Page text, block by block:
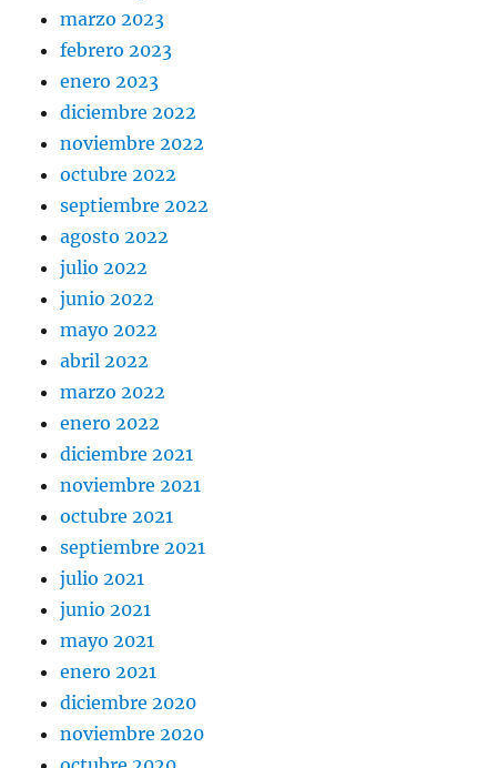
marzo 2023
febrero 2023
enero 2023
diciembre 2022
noviembre 2022
octubre 2022
septiembre 2022
agosto 2022
julio 2022
junio 2022
mayo 2022
abril 2022
marzo 2022
enero 2022
diciembre 2021
noviembre 2021
octubre 2021
septiembre 2021
julio 2021
junio 2021
mayo 2021
enero 2021
diciembre 2020
noviembre 2020